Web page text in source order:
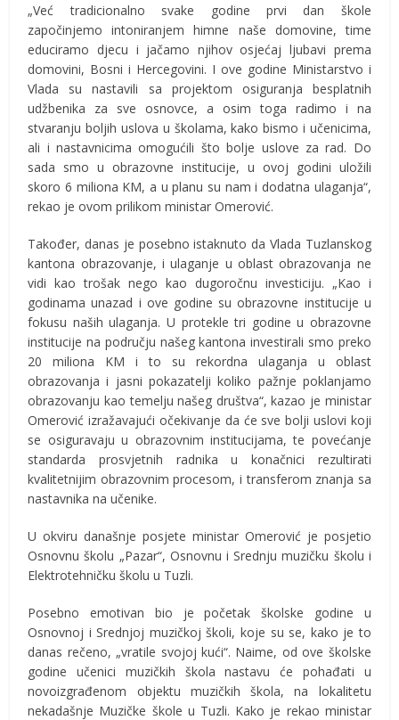
„Već tradicionalno svake godine prvi dan škole
započinjemo intoniranjem himne naše domovine, time
educiramo djecu i jačamo njihov osjećaj ljubavi prema
domovini, Bosni i Hercegovini. I ove godine Ministarstvo i
Vlada su nastavili sa projektom osiguranja besplatnih
udžbenika za sve osnovce, a osim toga radimo i na
stvaranju boljih uslova u školama, kako bismo i učenicima,
ali i nastavnicima omogućili što bolje uslove za rad. Do
sada smo u obrazovne institucije, u ovoj godini uložili
skoro 6 miliona KM, a u planu su nam i dodatna ulaganja“,
rekao je ovom prilikom ministar Omerović.
Također, danas je posebno istaknuto da Vlada Tuzlanskog
kantona obrazovanje, i ulaganje u oblast obrazovanja ne
vidi kao trošak nego kao dugoročnu investiciju. „Kao i
godinama unazad i ove godine su obrazovne institucije u
fokusu naših ulaganja. U protekle tri godine u obrazovne
institucije na području našeg kantona investirali smo preko
20 miliona KM i to su rekordna ulaganja u oblast
obrazovanja i jasni pokazatelji koliko pažnje poklanjamo
obrazovanju kao temelju našeg društva“, kazao je ministar
Omerović izražavajući očekivanje da će sve bolji uslovi koji
se osiguravaju u obrazovnim institucijama, te povećanje
standarda prosvjetnih radnika u konačnici rezultirati
kvalitetnijim obrazovnim procesom, i transferom znanja sa
nastavnika na učenike.
U okviru današnje posjete ministar Omerović je posjetio
Osnovnu školu „Pazar“, Osnovnu i Srednju muzičku školu i
Elektrotehničku školu u Tuzli.
Posebno emotivan bio je početak školske godine u
Osnovnoj i Srednjoj muzičkoj školi, koje su se, kako je to
danas rečeno, „vratile svojoj kući“. Naime, od ove školske
godine učenici muzičkih škola nastavu će pohađati u
novoizgrađenom objektu muzičkih škola, na lokalitetu
nekadašnje Muzičke škole u Tuzli. Kako je rekao ministar